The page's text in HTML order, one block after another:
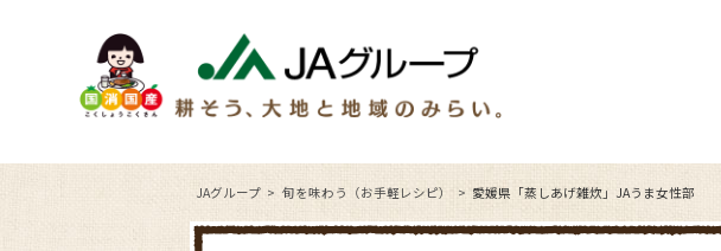
JAグループ 旬を味わう（お手軽レシピ） 愛媛県「蒸しあげ雑炊」JAうま女性部